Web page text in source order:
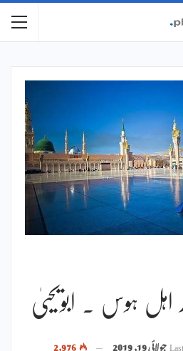
اہل ہوس ۔ ابویحییٰ
جولائی 19, 2019